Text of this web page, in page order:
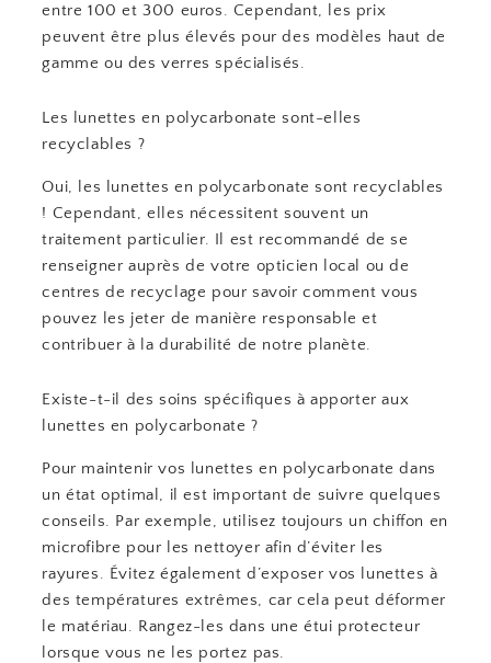
entre 100 et 300 euros. Cependant, les prix
peuvent être plus élevés pour des modèles haut de
gamme ou des verres spécialisés.
Les lunettes en polycarbonate sont-elles
recyclables ?
Oui, les lunettes en polycarbonate sont recyclables
! Cependant, elles nécessitent souvent un
traitement particulier. Il est recommandé de se
renseigner auprès de votre opticien local ou de
centres de recyclage pour savoir comment vous
pouvez les jeter de manière responsable et
contribuer à la durabilité de notre planète.
Existe-t-il des soins spécifiques à apporter aux
lunettes en polycarbonate ?
Pour maintenir vos lunettes en polycarbonate dans
un état optimal, il est important de suivre quelques
conseils. Par exemple, utilisez toujours un chiffon en
microfibre pour les nettoyer afin d’éviter les
rayures. Évitez également d’exposer vos lunettes à
des températures extrêmes, car cela peut déformer
le matériau. Rangez-les dans une étui protecteur
lorsque vous ne les portez pas.